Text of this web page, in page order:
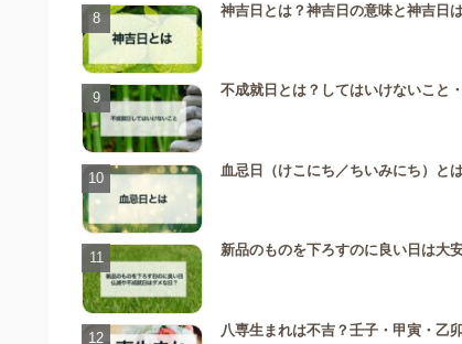
神吉日とは？神吉日の意味と神吉日
不成就日とは？してはいけないこと
血忌日（けこにち／ちいみにち）と
新品のものを下ろすのに良い日は大
八専生まれは不吉？壬子・甲寅・乙